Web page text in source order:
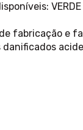
fabricação e